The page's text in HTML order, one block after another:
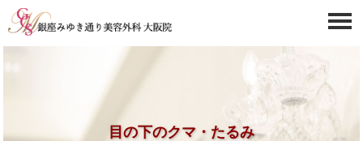
目の下のクマ・たるみ